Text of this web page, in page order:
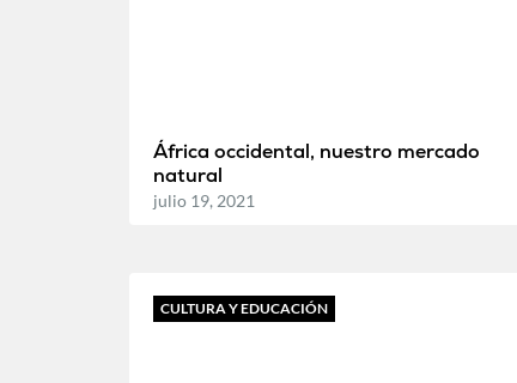
África occidental, nuestro mercado
natural
julio 19, 2021
CULTURA Y EDUCACIÓN